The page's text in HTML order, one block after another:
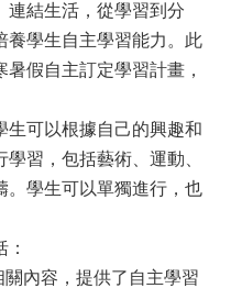
連結生活，從學習到分
養學生自主學習能力。此
假自主訂定學習計畫，
生可以根據自己的興趣和
習，包括藝術、運動、
。學生可以單獨進行，也
內容，提供了自主學習